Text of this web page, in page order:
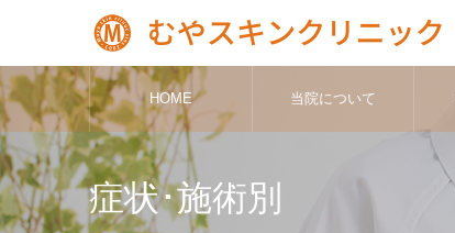
HOME 当院について
症状･施術別